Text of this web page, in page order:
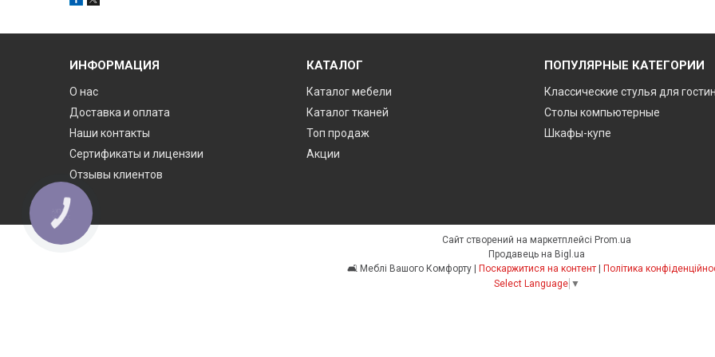
ИНФОРМАЦИЯ
О нас
Доставка и оплата
Наши контакты
Сертификаты и лицензии
Отзывы клиентов
КАТАЛОГ
Каталог мебели
Каталог тканей
Топ продаж
Акции
ПОПУЛЯРНЫЕ КАТЕГОРИИ
Классические стулья для
Столы компьютерные
Шкафы-купе
Сайт створений на маркетплейсі Prom.ua
Продавець на Bigl.ua
Поскаржитися на контент
Політика
Select Language ▼
КНОПКА
ЗВ'ЯЗКУ